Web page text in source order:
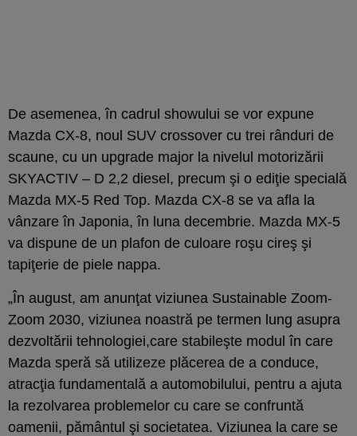
De asemenea, în cadrul showului se vor expune
Mazda CX-8, noul SUV crossover cu trei rânduri de
scaune, cu un upgrade major la nivelul motorizării
SKYACTIV – D 2,2 diesel, precum şi o ediţie specială
Mazda MX-5 Red Top. Mazda CX-8 se va afla la
vânzare în Japonia, în luna decembrie. Mazda MX-5
va dispune de un plafon de culoare roşu cireş şi
tapiţerie de piele nappa.
„În august, am anunţat viziunea Sustainable Zoom-
Zoom 2030, viziunea noastră pe termen lung asupra
dezvoltării tehnologiei,care stabileşte modul în care
Mazda speră să utilizeze plăcerea de a conduce,
atracţia fundamentală a automobilului, pentru a ajuta
la rezolvarea problemelor cu care se confruntă
oamenii, pământul şi societatea. Viziunea la care se